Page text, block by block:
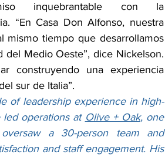
inquebrantable con la
“En Casa Don Alfonso, nuestra
mismo tiempo que desarrollamos
del Medio Oeste”, dice Nickelson.
construyendo una experiencia
sur de Italia”.
of leadership experience in high-
led operations at Olive + Oak, one
a 30-person team and
and staff engagement. His